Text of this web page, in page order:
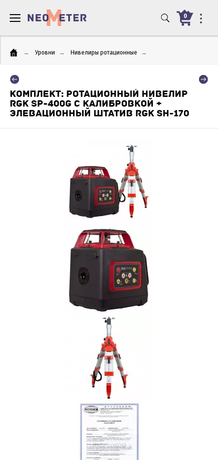
0
→ Уровни → Нивелиры ротационные →
КОМПЛЕКТ: РОТАЦИОННЫЙ НИВЕЛИР
RGK SP-400G С КАЛИБРОВКОЙ +
ЭЛЕВАЦИОННЫЙ ШТАТИВ RGK SH-170